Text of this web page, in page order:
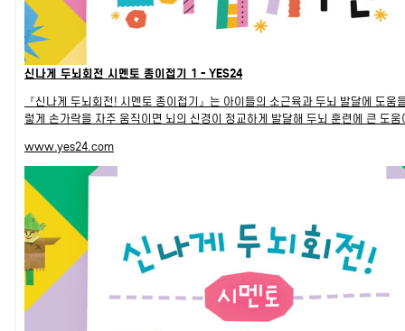
신나게 두뇌회전 시멘토 종이접기 1 - YES24
『신나게 두뇌회전! 시멘토 종이접기』는 아이들의 소근육과 두뇌 발달에 도
렇게 손가락을 자주 움직이면 뇌의 신경이 정교하게 발달해 두뇌 훈련에 큰 도
www.yes24.com